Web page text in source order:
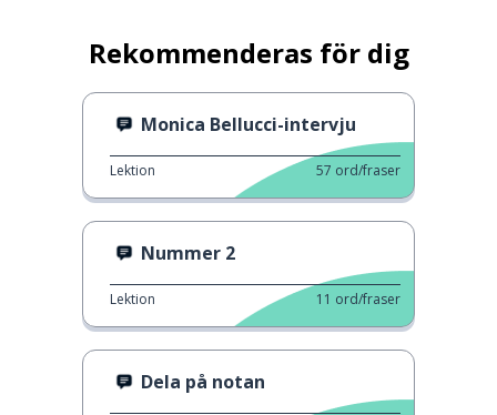
Rekommenderas för dig
Monica Bellucci-intervju
Lektion 57 ord/fraser
Nummer 2
Lektion 11 ord/fraser
Dela på notan